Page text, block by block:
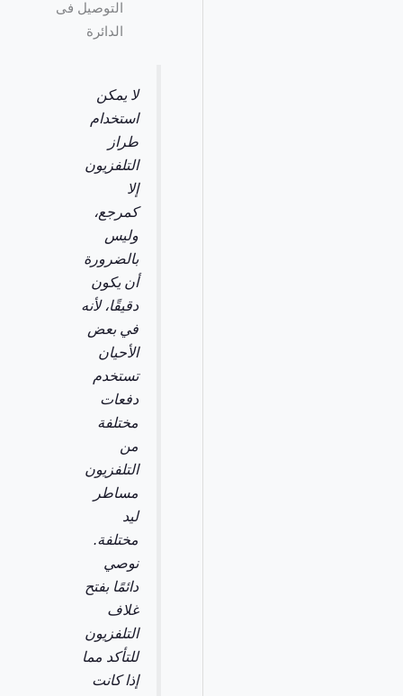
التوصيل فى
الدائرة
لا يمكن
استخدام
طراز
التلفزيون
إلا
كمرجع،
وليس
بالضرورة
أن يكون
دقيقًا، لأنه
في بعض
الأحيان
تستخدم
دفعات
مختلفة
من
التلفزيون
مساطر
ليد
مختلفة.
نوصي
دائمًا بفتح
غلاف
التلفزيون
للتأكد مما
إذا كانت